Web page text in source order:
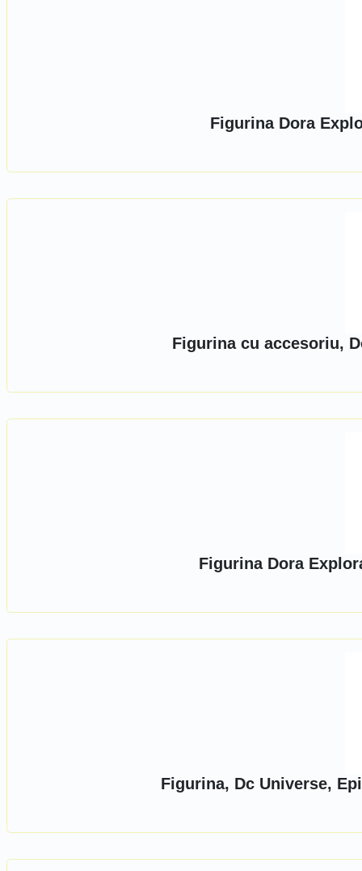
Figurina Dora
Figurina cu accesoriu,
Figurina Dora
Figurina, Dc Universe,